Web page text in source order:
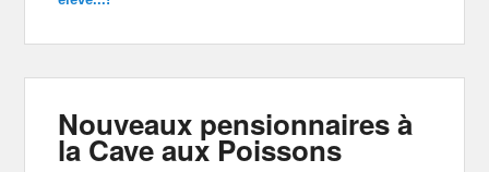
Nouveaux pensionnaires à
la Cave aux Poissons